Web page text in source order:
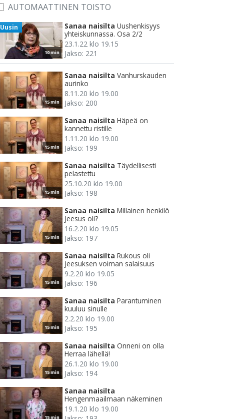
AUTOMAATTINEN TOISTO
10 min
Uusin Sanaa naisilta Uushenkisyys
yhteiskunnassa. Osa 2/2
23.1.22 klo 19.15
Jakso: 221
15 min
Sanaa naisilta Vanhurskauden
aurinko
8.11.20 klo 19.00
Jakso: 200
15 min
Sanaa naisilta Häpeä on
kannettu ristille
1.11.20 klo 19.00
Jakso: 199
15 min
Sanaa naisilta Täydellisesti
pelastettu
25.10.20 klo 19.00
Jakso: 198
15 min
Sanaa naisilta Millainen henkilö
Jeesus oli?
16.2.20 klo 19.05
Jakso: 197
15 min
Sanaa naisilta Rukous oli
Jeesuksen voiman salaisuus
9.2.20 klo 19.05
Jakso: 196
15 min
Sanaa naisilta Parantuminen
kuuluu sinulle
2.2.20 klo 19.00
Jakso: 195
15 min
Sanaa naisilta Onneni on olla
Herraa lähellä!
26.1.20 klo 19.00
Jakso: 194
15 min
Sanaa naisilta
Hengenmaailmaan näkeminen
19.1.20 klo 19.00